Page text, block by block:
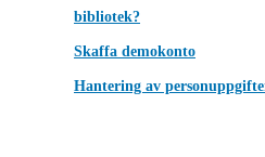
bibliotek?
Skaffa demokonto
Hantering av